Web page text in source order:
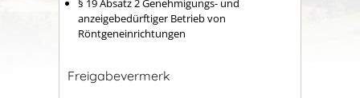
§ 19 Absatz 2 Genehmigungs- und
anzeigebedürftiger Betrieb von
Röntgeneinrichtungen
Freigabevermerk